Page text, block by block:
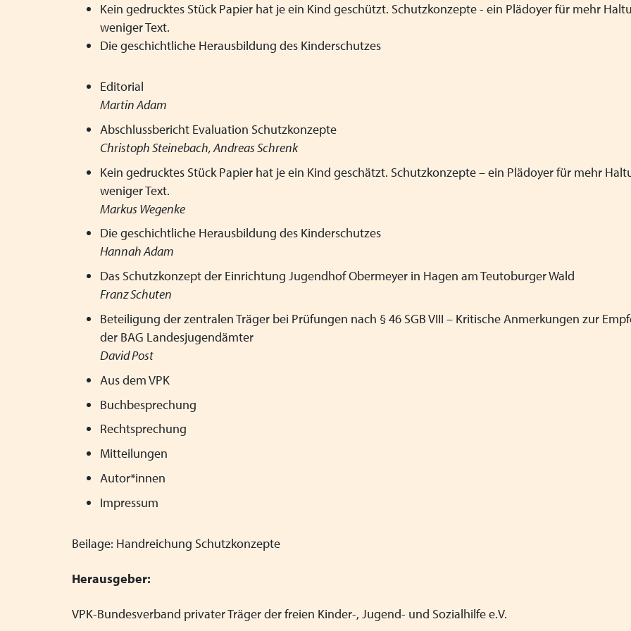
Kein gedrucktes Stück Papier hat je ein Kind geschützt. Schutzkonzepte - ein Plädoyer für mehr
weniger Text.
Die geschichtliche Herausbildung des Kinderschutzes
Editorial
Martin Adam
Abschlussbericht Evaluation Schutzkonzepte
Christoph Steinebach, Andreas Schrenk
Kein gedrucktes Stück Papier hat je ein Kind geschätzt. Schutzkonzepte–ein Plädoyer für mehr
weniger Text.
Markus Wegenke
Die geschichtliche Herausbildung des Kinderschutzes
Hannah Adam
Das Schutzkonzept der Einrichtung Jugendhof Obermeyer in Hagen am Teutoburger Wald
Franz Schuten
Beteiligung der zentralen Träger bei Prüfungen nach § 46 SGB VIII – Kritische Anmerkungen zur
der BAG Landesjugendämter
David Post
Aus dem VPK
Buchbesprechung
Rechtsprechung
Mitteilungen
Autor*innen
Impressum
Beilage: Handreichung Schutzkonzepte
Herausgeber:
VPK-Bundesverband privater Träger der freien Kinder-, Jugend- und Sozialhilfe e.V.